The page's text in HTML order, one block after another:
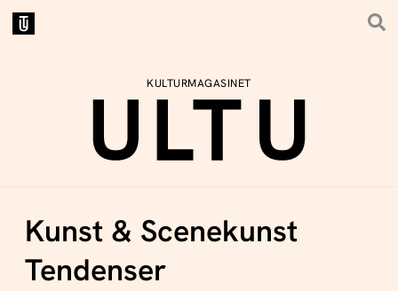
KULTURMAGASINET
Kunst & Scenekunst
Tendenser